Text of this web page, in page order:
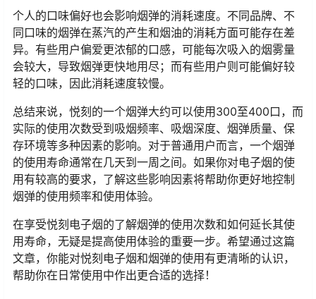
个人的口味偏好也会影响烟弹的消耗速度。不同品牌、不
同口味的烟弹在蒸汽的产生和烟油的消耗方面可能存在差
异。有些用户偏爱更浓郁的口感，可能每次吸入的烟雾量
会较大，导致烟弹更快地用尽；而有些用户则可能偏好较
轻的口味，因此消耗速度较慢。
总结来说，悦刻的一个烟弹大约可以使用300至400口，而
实际的使用次数受到吸烟频率、吸烟深度、烟弹质量、保
存环境等多种因素的影响。对于普通用户而言，一个烟弹
的使用寿命通常在几天到一周之间。如果你对电子烟的使
用有较高的要求，了解这些影响因素将帮助你更好地控制
烟弹的使用频率和使用体验。
在享受悦刻电子烟的了解烟弹的使用次数和如何延长其使
用寿命，无疑是提高使用体验的重要一步。希望通过这篇
文章，你能对悦刻电子烟和烟弹的使用有更清晰的认识，
帮助你在日常使用中作出更合适的选择！